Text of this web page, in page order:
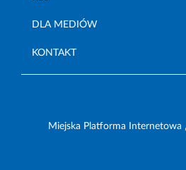
DLA MEDIÓW
KONTAKT
Miejska Platforma Internetowa